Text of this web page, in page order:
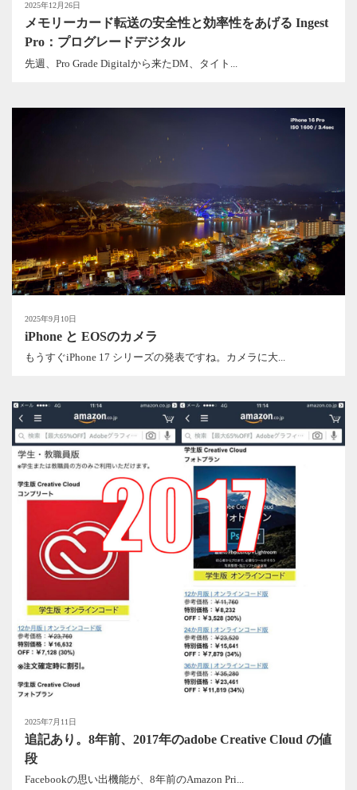
2025年12月26日
メモリーカード転送の安全性と効率性をあげる Ingest
Pro：プログレードデジタル
先週、Pro Grade Digitalから来たDM、タイト...
2025年9月10日
iPhone と EOSのカメラ
もうすぐiPhone 17 シリーズの発表ですね。カメラに大...
2025年7月11日
追記あり。8年前、2017年のadobe Creative Cloud の値
段
Facebookの思い出機能が、8年前のAmazon Pri...